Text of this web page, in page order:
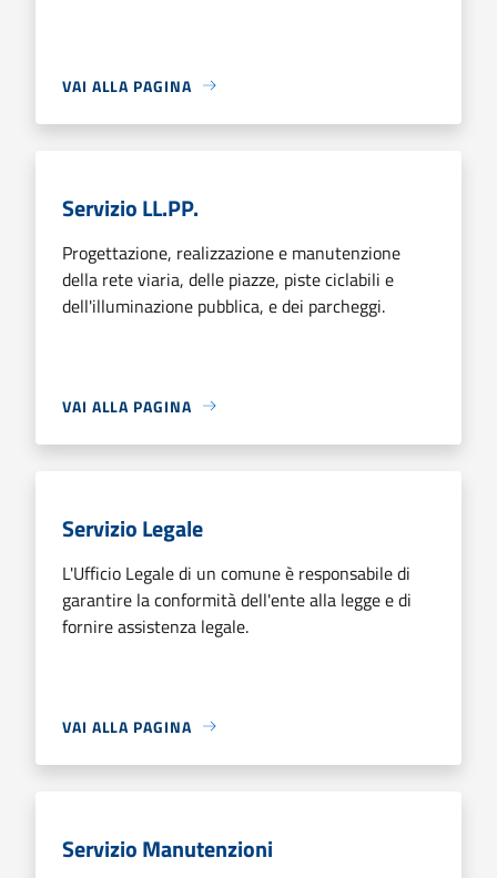
VAI ALLA PAGINA
Servizio LL.PP.
Progettazione, realizzazione e manutenzione
della rete viaria, delle piazze, piste ciclabili e
dell'illuminazione pubblica, e dei parcheggi.
VAI ALLA PAGINA
Servizio Legale
L'Ufficio Legale di un comune è responsabile di
garantire la conformità dell'ente alla legge e di
fornire assistenza legale.
VAI ALLA PAGINA
Servizio Manutenzioni